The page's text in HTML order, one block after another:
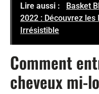
Lire aussi :
Basket
2022 : Découvrez
Irrésistible
Comment
cheveux mi-